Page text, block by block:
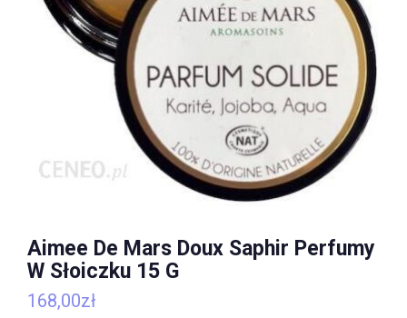
Aimee De Mars Doux Saphir Perfumy
W Słoiczku 15 G
168,00zł